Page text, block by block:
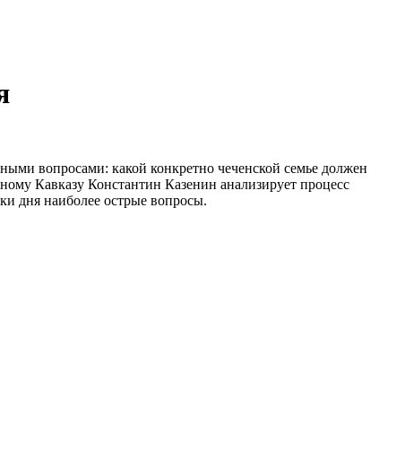
вопросами: какой конкретно чеченской семье должен
Кавказу Константин Казенин анализирует процесс
дня наиболее острые вопросы.